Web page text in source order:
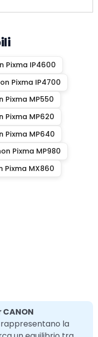
Pixma IP4600
Pixma IP4700
Pixma MP550
Pixma MP620
Pixma MP640
Pixma MP980
Pixma MX860
rappresentano la